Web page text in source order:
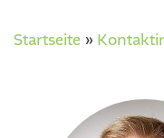
Startseite »